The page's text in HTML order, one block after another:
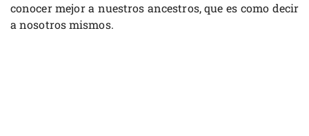
conocer mejor a nuestros ancestros, que es como decir
a nosotros mismos.